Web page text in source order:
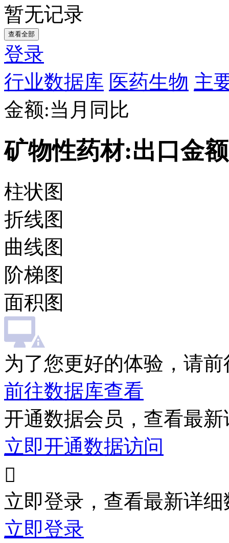
暂无记录
查看全部
登录
行业数据库 医药生物 主
金额:当月同比
矿物性药材:出口金
柱状图
折线图
曲线图
阶梯图
面积图
为了您更好的体验，请
前往数据库查看
开通数据会员，查看最
立即开通数据访问

立即登录，查看最新详细
立即登录